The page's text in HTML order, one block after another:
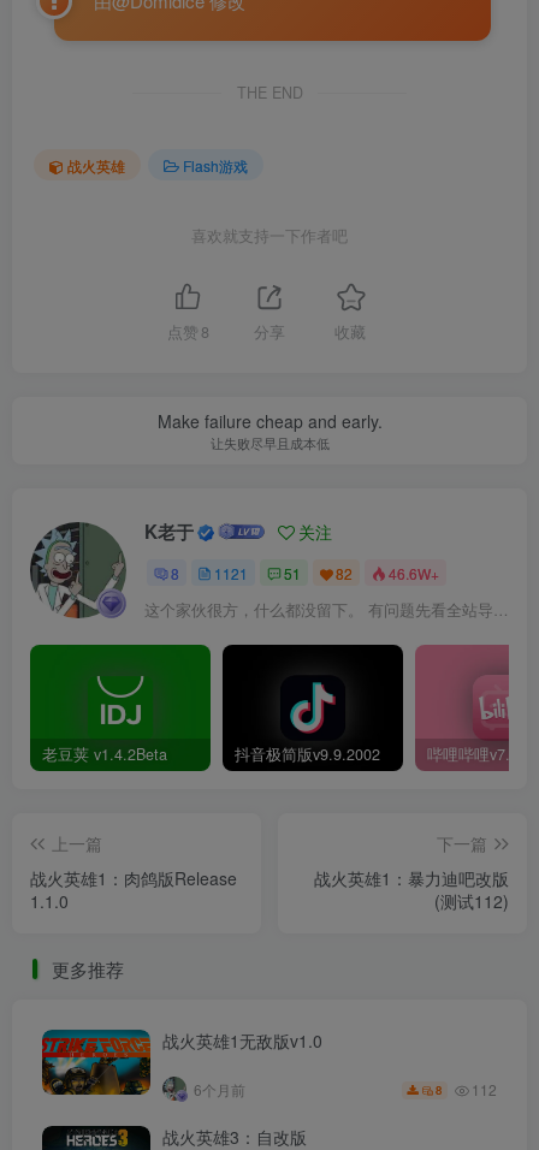
THE END
战火英雄 Flash游戏
喜欢就支持一下作者吧
点赞 8 分享 收藏
Make failure cheap and early.
让失败尽早且成本低
K老于 关注
8 1121 51 82 46.6W+
这个家伙很方，什么都没留下。 有问题先看全站导航页，解决不了再@我！
老豆荚 v1.4.2Beta 抖音极简版v9.9.2002
上一篇
战火英雄1：肉鸽版Release
1.1.0
下一篇
战火英雄1：暴力迪吧改版
(测试112)
更多推荐
战火英雄1无敌版v1.0
6个月前 8 112
战火英雄3：自改版